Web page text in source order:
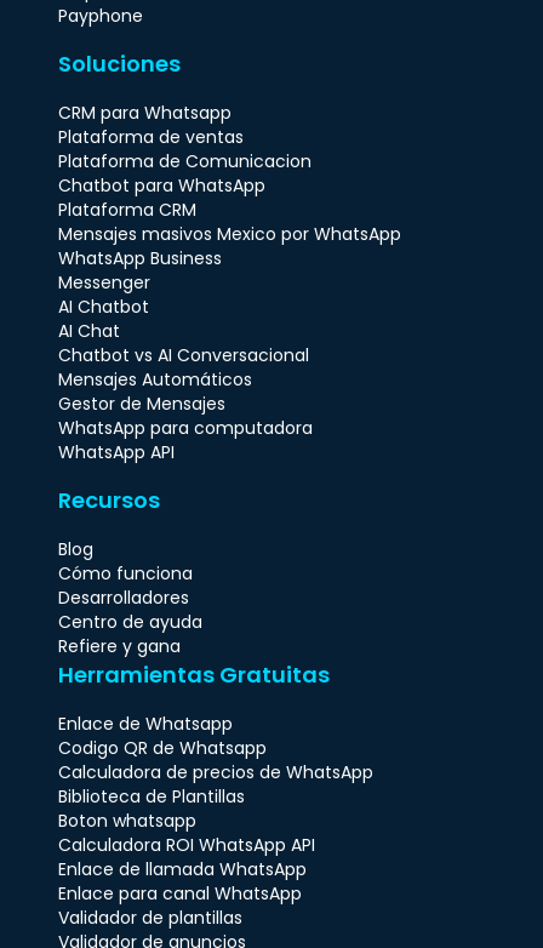
Stripe
Payphone
Soluciones
CRM para Whatsapp
Plataforma de ventas
Plataforma de Comunicacion
Chatbot para WhatsApp
Plataforma CRM
Mensajes masivos Mexico por WhatsApp
WhatsApp Business
Messenger
AI Chatbot
AI Chat
Chatbot vs AI Conversacional
Mensajes Automáticos
Gestor de Mensajes
WhatsApp para computadora
WhatsApp API
Recursos
Blog
Cómo funciona
Desarrolladores
Centro de ayuda
Refiere y gana
Herramientas Gratuitas
Enlace de Whatsapp
Codigo QR de Whatsapp
Calculadora de precios de WhatsApp
Biblioteca de Plantillas
Boton whatsapp
Calculadora ROI WhatsApp API
Enlace de llamada WhatsApp
Enlace para canal WhatsApp
Validador de plantillas